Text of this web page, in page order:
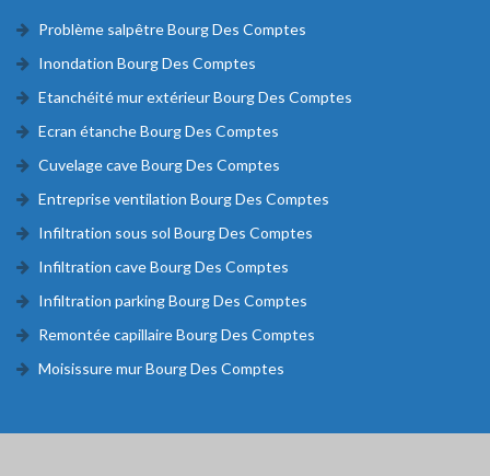
Problème salpêtre Bourg Des Comptes
Inondation Bourg Des Comptes
Etanchéité mur extérieur Bourg Des Comptes
Ecran étanche Bourg Des Comptes
Cuvelage cave Bourg Des Comptes
Entreprise ventilation Bourg Des Comptes
Infiltration sous sol Bourg Des Comptes
Infiltration cave Bourg Des Comptes
Infiltration parking Bourg Des Comptes
Remontée capillaire Bourg Des Comptes
Moisissure mur Bourg Des Comptes